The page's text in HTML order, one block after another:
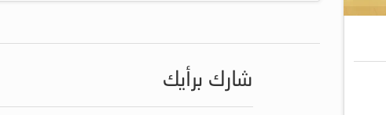
شارك برأيك